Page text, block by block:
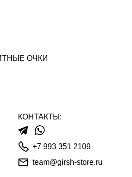
ОЧКИ
+7 993 351 2109
team@girsh-store.ru
КОНТАКТЫ: